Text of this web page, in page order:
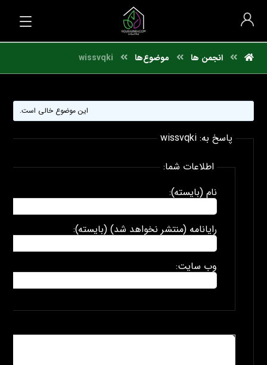
انجمن ها موضوع‌ها wissvqki
این موضوع خالی است.
پاسخ به: wissvqki
اطلاعات شما:
نام (بایسته):
رایانامه (منتشر نخواهد شد) (بایسته):
وب سایت: